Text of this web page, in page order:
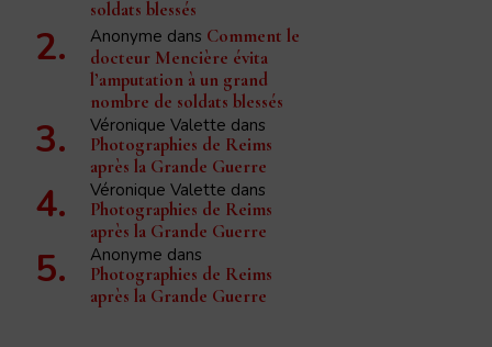
soldats blessés
Anonyme dans Comment le
docteur Mencière évita
l’amputation à un grand
nombre de soldats blessés
Véronique Valette dans
Photographies de Reims
après la Grande Guerre
Véronique Valette dans
Photographies de Reims
après la Grande Guerre
Anonyme dans
Photographies de Reims
après la Grande Guerre